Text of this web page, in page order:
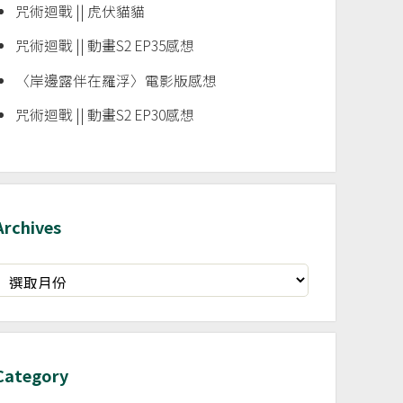
咒術迴戰 || 虎伏貓貓
咒術迴戰 || 動畫S2 EP35感想
〈岸邊露伴在羅浮〉電影版感想
咒術迴戰 || 動畫S2 EP30感想